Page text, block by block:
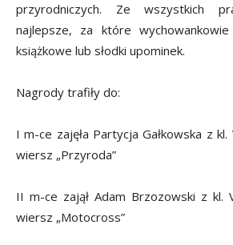
przyrodniczych. Ze wszystkich
najlepsze, za które
książkowe lub słodki upominek.
Nagrody trafiły do:
I m-ce zajęła Partycja Gałkowska z
wiersz „Przyroda”
II m-ce zajął Adam Brzozowski z kl.
wiersz „Motocross”